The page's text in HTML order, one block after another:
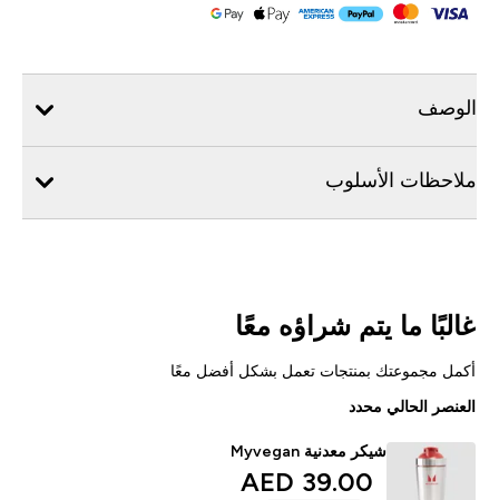
الوصف
ملاحظات الأسلوب
غالبًا ما يتم شراؤه معًا
أكمل مجموعتك بمنتجات تعمل بشكل أفضل معًا
العنصر الحالي محدد
شيكر معدنية Myvegan
discounted price
39.00 AED‎